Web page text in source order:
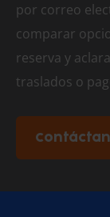
por correo
comparar
reserva y
traslados o